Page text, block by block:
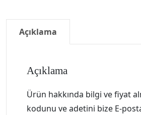
Açıklama
Açıklama
Ürün hakkında bilgi ve fiyat
kodunu ve adetini bize E-